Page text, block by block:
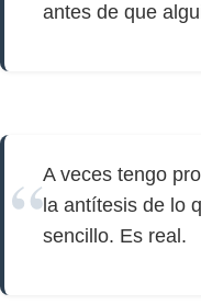
antes de que
A veces tengo
la antítesis de lo
sencillo. Es real.